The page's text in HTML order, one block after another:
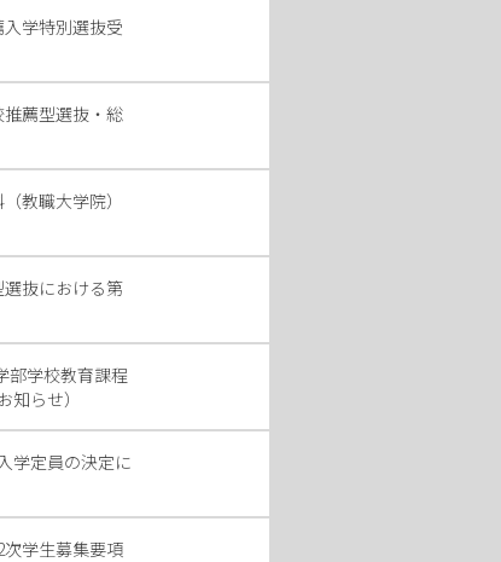
学特別選抜受
薦型選抜・総
教職大学院）
抜における第
部学校教育課程
らせ）
学定員の決定に
次学生募集要項